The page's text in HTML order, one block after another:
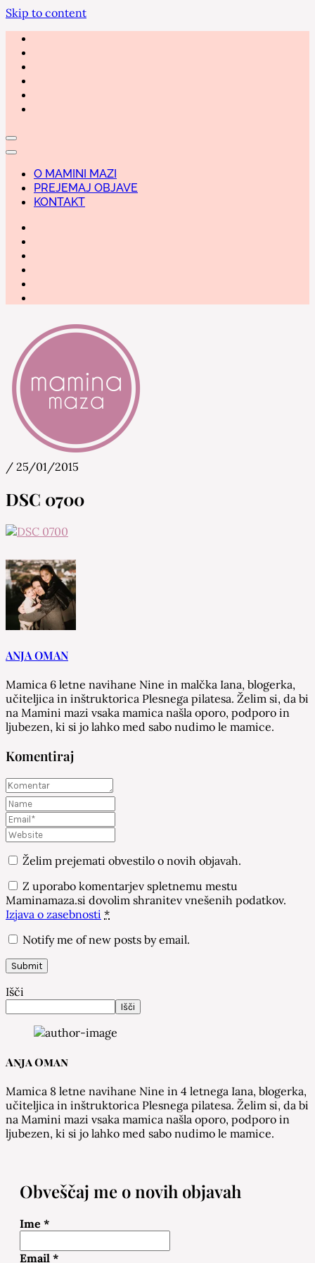
Skip to content
O MAMINI MAZI
PREJEMAJ OBJAVE
KONTAKT
Mamina Maza
/ 25/01/2015
DSC 0700
ANJA OMAN
Mamica 6 letne navihane Nine in malčka Iana, blogerka,
učiteljica in inštruktorica Plesnega pilatesa. Želim si, da bi
na Mamini mazi vsaka mamica našla oporo, podporo in
ljubezen, ki si jo lahko med sabo nudimo le mamice.
Komentiraj
Želim prejemati obvestilo o novih objavah.
Z uporabo komentarjev spletnemu mestu
Maminamaza.si dovolim shranitev vnešenih podatkov.
Izjava o zasebnosti *
Notify me of new posts by email.
Išči
Išči
Anja Oman
Mamica 8 letne navihane Nine in 4 letnega Iana, blogerka,
učiteljica in inštruktorica Plesnega pilatesa. Želim si, da bi
na Mamini mazi vsaka mamica našla oporo, podporo in
ljubezen, ki si jo lahko med sabo nudimo le mamice.
Obveščaj me o novih objavah
Ime *
Email *